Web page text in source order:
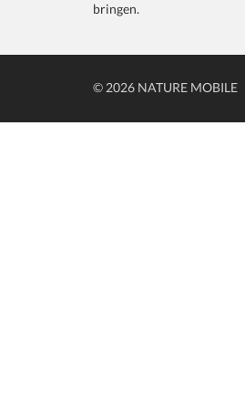
bringen.
© 2026 NATURE MOBILE